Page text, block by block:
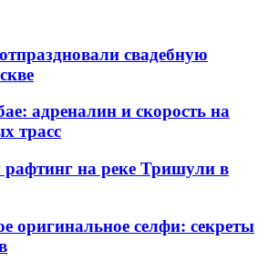
свадебную
адреналин и скорость на
трасс
на реке Тришули в
оригинальное селфи: секреты